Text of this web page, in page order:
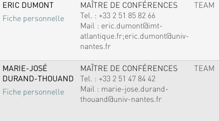
ERIC DUMONT
Fiche personnelle
MAÎTRE DE CONFÉRENCES
Tel. : +33 2 51 85 82 66
Mail : eric.dumont@imt-
atlantique.fr;eric.dumont@univ-
nantes.fr
TEAM
MARIE-JOSÉ
DURAND-THOUAND
Fiche personnelle
MAÎTRE DE CONFÉRENCES
Tel. : +33 2 51 47 84 42
Mail : marie-jose.durand-
thouand@univ-nantes.fr
TEAM